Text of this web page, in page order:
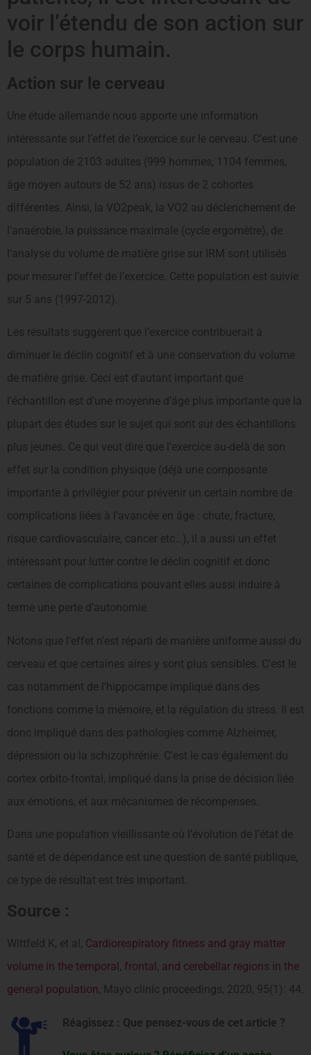
voir l’étendu de son action sur
le corps humain.
Action sur le cerveau
Une étude allemande nous apporte une information
intéressante sur l’effet de l’exercice sur le cerveau. C’est une
population de 2103 adultes (999 hommes, 1104 femmes,
âge moyen autours de 52 ans) issus de 2 cohortes
différentes. Ainsi, la VO2peak, la VO2 au déclenchement de
l’anaérobie, la puissance maximale (cycle ergomètre), de
l’analyse du volume de matière grise sur IRM sont utilisés
pour mesurer l’effet de l’exercice. Cette population est suivie
sur 5 ans (1997-2012).
Les résultats suggèrent que l’exercice contribuerait à
diminuer le déclin cognitif et à une conservation du volume
de matière grise. Ceci est d’autant important que
l’échantillon est d’une moyenne d’âge plus importante que la
plupart des études sur le sujet qui sont sur des échantillons
plus jeunes. Ce qui veut dire que l’exercice au-delà de son
effet sur la condition physique (déjà une composante
importante à privilégier pour prévenir un certain nombre de
complications liées à l’avancée en âge : chute, fracture,
risque cardiovasculaire, cancer etc…), il a aussi un effet
intéressant pour lutter contre le déclin cognitif et donc
certaines de complications pouvant elles aussi induire à
terme une perte d’autonomie.
Notons que l’effet n’est réparti de manière uniforme aussi du
cerveau et que certaines aires y sont plus sensibles. C’est le
cas notamment de l’hippocampe impliqué dans des
fonctions comme la mémoire, et la régulation du stress. Il est
donc impliqué dans des pathologies comme Alzheimer,
dépression ou la schizophrénie. C’est le cas également du
cortex orbito-frontal, impliqué dans la prise de décision liée
aux émotions, et aux mécanismes de récompenses.
Dans une population vieillissante où l’évolution de l’état de
santé et de dépendance est une question de santé publique,
ce type de résultat est très important.
Source :
Wittfeld K, et al, Cardiorespiratory fitness and gray matter
volume in the temporal, frontal, and cerebellar regions in the
general population, Mayo clinic proceedings, 2020, 95(1): 44.
Réagissez : Que pensez-vous de cet article ?